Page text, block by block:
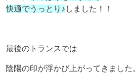
快適でうっとり♪ しました！！
最後のトランスでは
陰陽の印が浮かび上がってきました。